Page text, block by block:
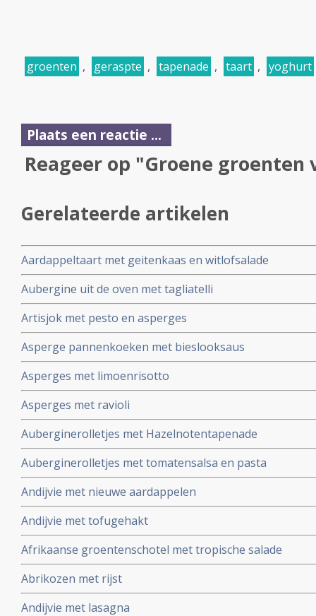
groenten , geraspte , tapenade , taart , yoghurt
Plaats een reactie ...
Reageer op "Groene
Gerelateerde artikelen
Aardappeltaart met geitenkaas en witlofsalade
Aubergine uit de oven met tagliatelli
Artisjok met pesto en asperges
Asperge pannenkoeken met bieslooksaus
Asperges met limoenrisotto
Asperges met ravioli
Auberginerolletjes met Hazelnotentapenade
Auberginerolletjes met tomatensalsa en pasta
Andijvie met nieuwe aardappelen
Andijvie met tofugehakt
Afrikaanse groentenschotel met tropische salade
Abrikozen met rijst
Andijvie met lasagna